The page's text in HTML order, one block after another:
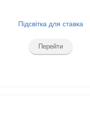
Підсвітка для ставка
Перейти